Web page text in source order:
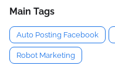
Main Tags
Auto Posting Facebook
Robot Marketing